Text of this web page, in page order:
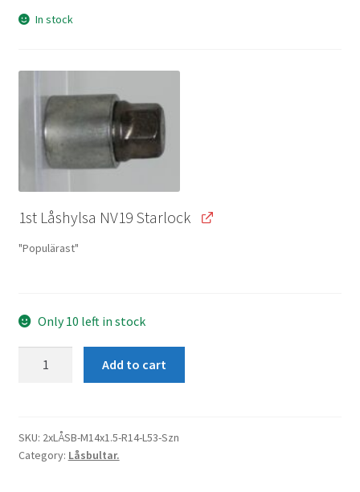
In stock
1st Låshylsa NV19 Starlock
"Populärast"
Only 10 left in stock
R14
L53
Add to cart
SKU: 2xLÅSB-M14x1.5-R14-L53-Szn
Category: Låsbultar.